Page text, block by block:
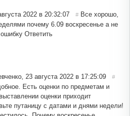
2022 в 20:32:07 # Все хорошо,
почему 6.09 воскресенье а не
Ответить
, 23 августа 2022 в 17:25:09 #
Есть оценки по предметам и
оценки приходит
путаницу с датами и днями недели!